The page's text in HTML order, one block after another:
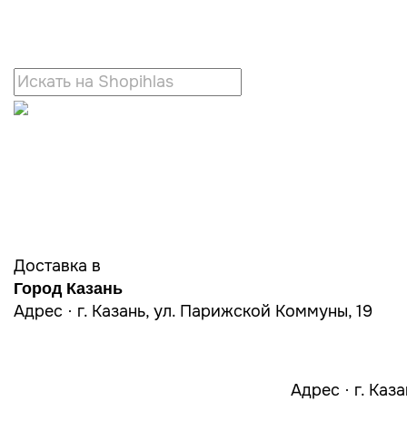
Доставка в
Город Казань
Адрес · г. Казань, ул. Парижской Коммуны, 19
Адрес · г.